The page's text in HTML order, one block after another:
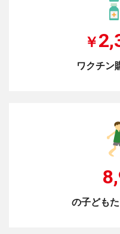
￥
ワクチン
の子ども